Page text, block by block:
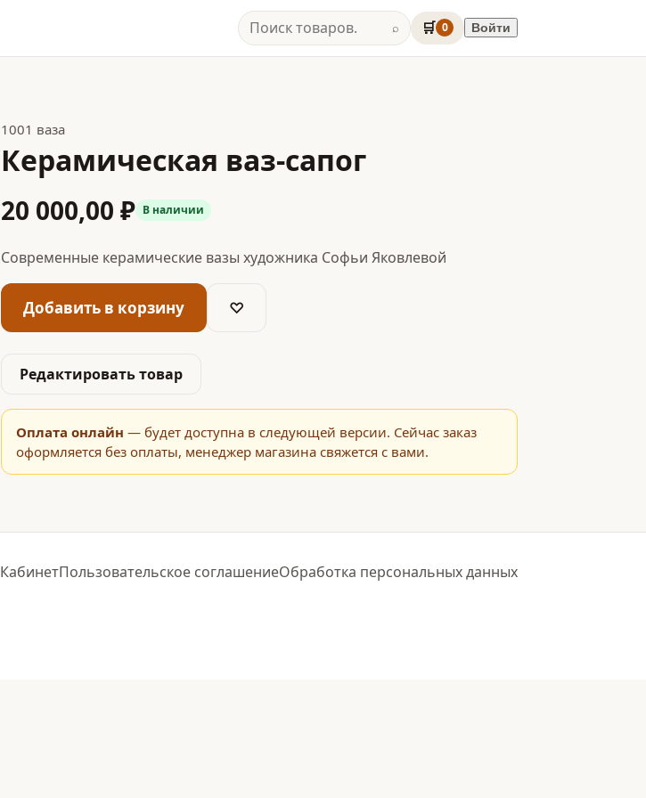
⌕ 🛒 0 Войти
1001 ваза
Керамическая ваз-сапог
20 000,00 ₽ В наличии
Современные керамические вазы художника Софьи Яковлевой
Добавить в корзину ♡
Редактировать товар
Оплата онлайн — будет доступна в следующей версии. Сейчас заказ
оформляется без оплаты, менеджер магазина свяжется с вами.
КабинетПользовательское соглашениеОбработка персональных данных